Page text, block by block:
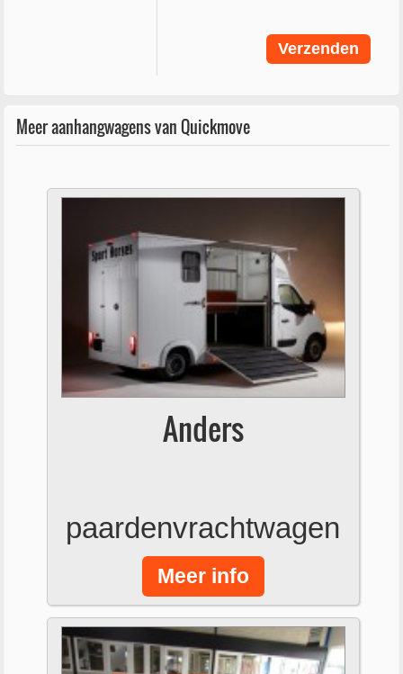
Meer aanhangwagens van Quickmove
Anders
paardenvrachtwagen
Meer info